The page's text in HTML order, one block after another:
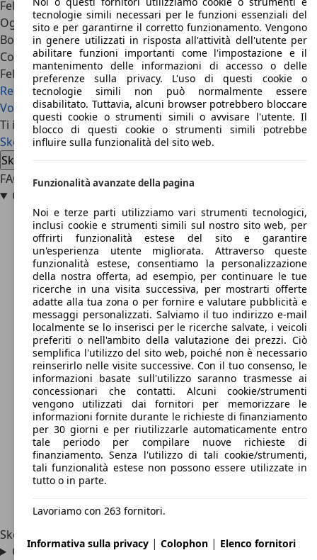
Felicia era un’ottima scelta pragmatica senza rinunce.
Oggi, invece, è un pezzo di storia per la Casa di Mlada
Boleslav, una pietra miliare per gli appassionati Skoda.
Concludiamo, infine, con le dirette concorrenti di Skoda
Felicia, tra cui spiccanoFIAT Punto,Ford Fiesta,Opel Corsa
Renault Clio,Citroen Saxo,Lancia Y e le cugineSEAT Ibizae
Volkswagen Polo .
Ti interessa la Skoda Felicia
Skoda Felicia usataSkoda Felicia nuova auto
Skoda Felicia offerte concessionario
FAQ
Quando è stata prodotta la Skoda Felicia?
Skoda Felicia è stata prodotta tra il 1994 e il 2001.
Quanto costa la Skoda Felicia?
tecnologie simili necessari per le funzioni essenziali del
sito e per garantirne il corretto funzionamento. Vengono
in genere utilizzati in risposta all'attività dell'utente per
abilitare funzioni importanti come l'impostazione e il
mantenimento delle informazioni di accesso o delle
preferenze sulla privacy. L'uso di questi cookie o
tecnologie simili non può normalmente essere
disabilitato. Tuttavia, alcuni browser potrebbero bloccare
questi cookie o strumenti simili o avvisare l'utente. Il
blocco di questi cookie o strumenti simili potrebbe
influire sulla funzionalità del sito web.
Funzionalità avanzate della pagina
Noi e terze parti utilizziamo vari strumenti tecnologici,
inclusi cookie e strumenti simili sul nostro sito web, per
offrirti funzionalità estese del sito e garantire
un'esperienza utente migliorata. Attraverso queste
funzionalità estese, consentiamo la personalizzazione
della nostra offerta, ad esempio, per continuare le tue
ricerche in una visita successiva, per mostrarti offerte
adatte alla tua zona o per fornire e valutare pubblicità e
messaggi personalizzati. Salviamo il tuo indirizzo e-mail
localmente se lo inserisci per le ricerche salvate, i veicoli
preferiti o nell'ambito della valutazione dei prezzi. Ciò
semplifica l'utilizzo del sito web, poiché non è necessario
reinserirlo nelle visite successive. Con il tuo consenso, le
informazioni basate sull'utilizzo saranno trasmesse ai
concessionari che contatti. Alcuni cookie/strumenti
vengono utilizzati dai fornitori per memorizzare le
informazioni fornite durante le richieste di finanziamento
per 30 giorni e per riutilizzarle automaticamente entro
tale periodo per compilare nuove richieste di
finanziamento. Senza l'utilizzo di tali cookie/strumenti,
tali funzionalità estese non possono essere utilizzate in
tutto o in parte.
Lavoriamo con 263 fornitori.
Informativa sulla privacy | Colophon | Elenco fornitori